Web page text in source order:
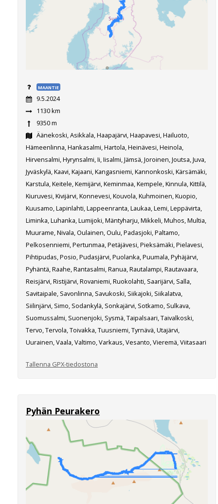
MAANTIE
9.5.2024
1130 km
9350 m
Äänekoski, Asikkala, Haapajärvi, Haapavesi, Hailuoto,
Hämeenlinna, Hankasalmi, Hartola, Heinävesi, Heinola,
Hirvensalmi, Hyrynsalmi, Ii, Iisalmi, Jämsä, Joroinen, Joutsa, Juva,
Jyväskylä, Kaavi, Kajaani, Kangasniemi, Kannonkoski, Kärsämäki,
Karstula, Keitele, Kemijärvi, Keminmaa, Kempele, Kinnula, Kittilä,
Kiuruvesi, Kivijärvi, Konnevesi, Kouvola, Kuhmoinen, Kuopio,
Kuusamo, Lapinlahti, Lappeenranta, Laukaa, Lemi, Leppävirta,
Liminka, Luhanka, Lumijoki, Mäntyharju, Mikkeli, Muhos, Multia,
Muurame, Nivala, Oulainen, Oulu, Padasjoki, Paltamo,
Pelkosenniemi, Pertunmaa, Petäjävesi, Pieksämäki, Pielavesi,
Pihtipudas, Posio, Pudasjärvi, Puolanka, Puumala, Pyhäjärvi,
Pyhäntä, Raahe, Rantasalmi, Ranua, Rautalampi, Rautavaara,
Reisjärvi, Ristijärvi, Rovaniemi, Ruokolahti, Saarijärvi, Salla,
Savitaipale, Savonlinna, Savukoski, Siikajoki, Siikalatva,
Siilinjärvi, Simo, Sodankylä, Sonkajärvi, Sotkamo, Sulkava,
Suomussalmi, Suonenjoki, Sysmä, Taipalsaari, Taivalkoski,
Tervo, Tervola, Toivakka, Tuusniemi, Tyrnävä, Utajärvi,
Uurainen, Vaala, Valtimo, Varkaus, Vesanto, Vieremä, Viitasaari
Tallenna GPX-tiedostona
Pyhän Peurakero